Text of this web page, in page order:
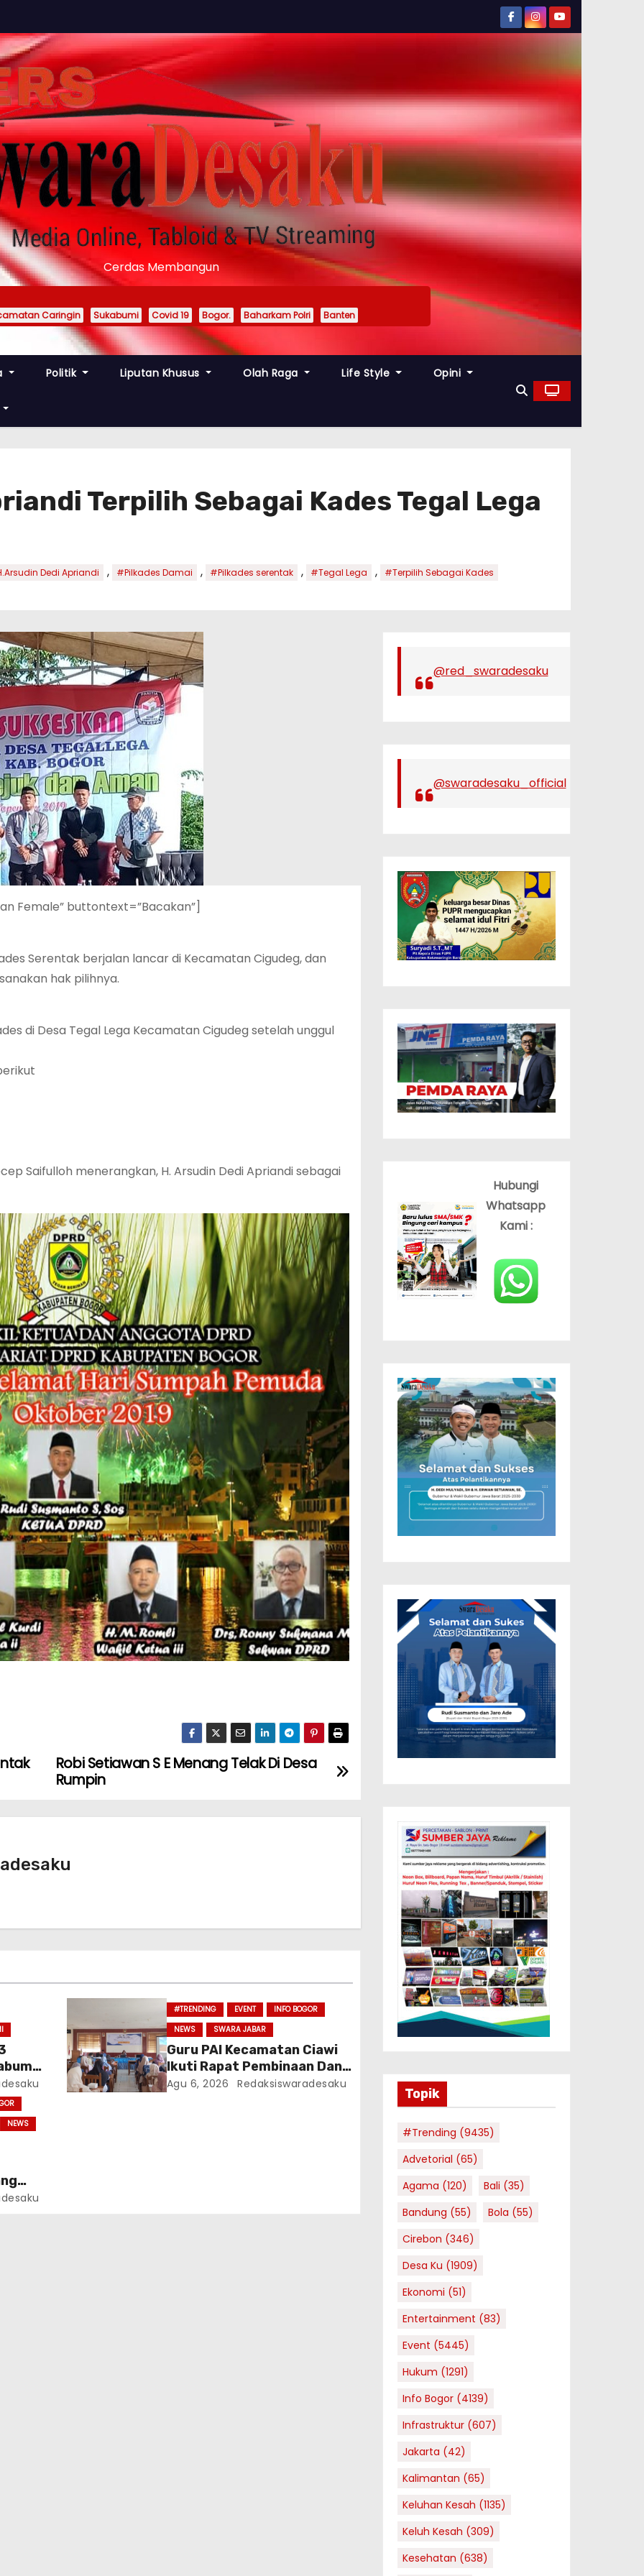
Cerdas Membangun
Caringin Sukabumi Covid 19 Bogor. Baharkam Polri Banten
Politik Liputan Khusus Olah Raga Life Style Opini
Terpilih Sebagai Kades Tegal Lega
Dedi Apriandi , #Pilkades Damai , #Pilkades serentak , #Tegal Lega , #Terpilih Sebagai Kades
Female” buttontext=”Bacakan”]
Serentak berjalan lancar di Kecamatan Cigudeg, dan
hak pilihnya.
di Desa Tegal Lega Kecamatan Cigudeg setelah unggul
Saifulloh menerangkan, H. Arsudin Dedi Apriandi sebagai
Robi Setiawan S E Menang Telak Di Desa
Rumpin
#TRENDING EVENT
INFO BOGOR
NEWS
SWARA JABAR
Guru PAI Kecamatan Ciawi
Ikuti Rapat Pembinaan Dan
Sosialisasi CP
Agu 6, 2026 Redaksiswaradesaku
NEWS
@red_swaradesaku
@swaradesaku_official
Hubungi
Whatsapp
Kami :
Topik
#Trending (9435)
Advetorial (65)
Agama (120) Bali (35)
Bandung (55) Bola (55)
Cirebon (346)
Desa Ku (1909)
Ekonomi (51)
Entertainment (83)
Event (5445)
Hukum (1291)
Info Bogor(4139)
Infrastruktur(607)
Jakarta (42)
Kalimantan (65)
Keluhan Kesah (1135)
Keluh Kesah (309)
Kesehatan (638)